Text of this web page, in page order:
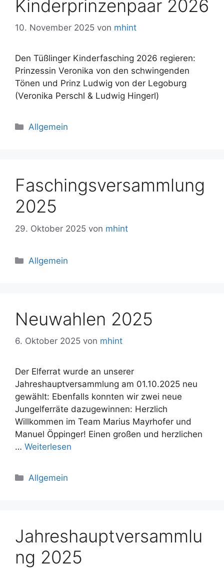
Kinderprinzenpaar 2026
10. November 2025 von mhint
Den Tüßlinger Kinderfasching 2026 regieren:
Prinzessin Veronika von den schwingenden
Tönen und Prinz Ludwig von der Legoburg
(Veronika Perschl & Ludwig Hingerl)
Kategorien
Allgemein
Faschingsversammlung
2025
29. Oktober 2025 von mhint
Kategorien
Allgemein
Neuwahlen 2025
6. Oktober 2025 von mhint
Der Elferrat wurde an unserer
Jahreshauptversammlung am 01.10.2025 neu
gewählt: Ebenfalls konnten wir zwei neue
Jungelferräte dazugewinnen: Herzlich
Willkommen im Team Marius Mayrhofer und
Manuel Öppinger! Einen großen und herzlichen
… Weiterlesen
Kategorien
Allgemein
Jahreshauptversammlu
ng 2025